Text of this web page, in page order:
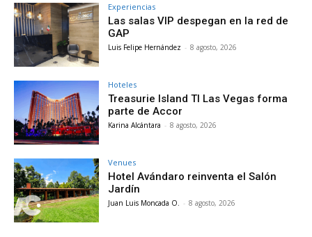
Experiencias
Las salas VIP despegan en la red de
GAP
Luis Felipe Hernández - 8 agosto, 2026
Hoteles
Treasurie Island TI Las Vegas forma
parte de Accor
Karina Alcántara - 8 agosto, 2026
Venues
Hotel Avándaro reinventa el Salón
Jardín
Juan Luis Moncada O. - 8 agosto, 2026